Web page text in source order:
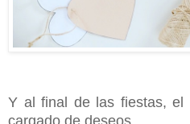
Y al final de las fiestas, el
cargado de deseos.